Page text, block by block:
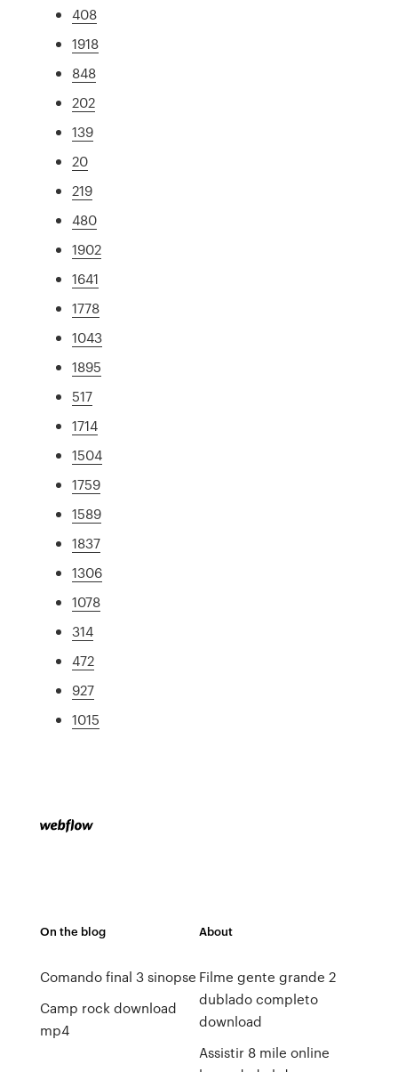
408
1918
848
202
139
20
219
480
1902
1641
1778
1043
1895
517
1714
1504
1759
1589
1837
1306
1078
314
472
927
1015
On the blog
Comando final 3 sinopse
Camp rock download
mp4
About
Filme gente grande 2
dublado completo
download
Assistir 8 mile online